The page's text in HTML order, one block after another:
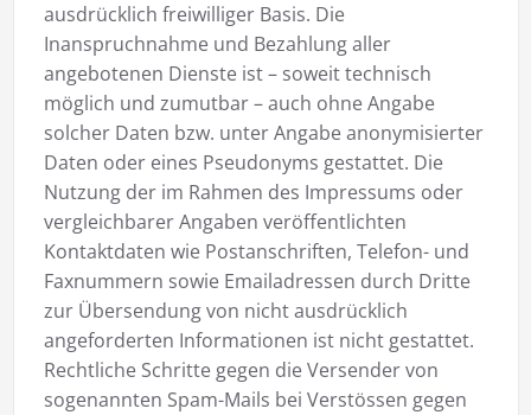
ausdrücklich freiwilliger Basis. Die
Inanspruchnahme und Bezahlung aller
angebotenen Dienste ist – soweit technisch
möglich und zumutbar – auch ohne Angabe
solcher Daten bzw. unter Angabe anonymisierter
Daten oder eines Pseudonyms gestattet. Die
Nutzung der im Rahmen des Impressums oder
vergleichbarer Angaben veröffentlichten
Kontaktdaten wie Postanschriften, Telefon- und
Faxnummern sowie Emailadressen durch Dritte
zur Übersendung von nicht ausdrücklich
angeforderten Informationen ist nicht gestattet.
Rechtliche Schritte gegen die Versender von
sogenannten Spam-Mails bei Verstössen gegen